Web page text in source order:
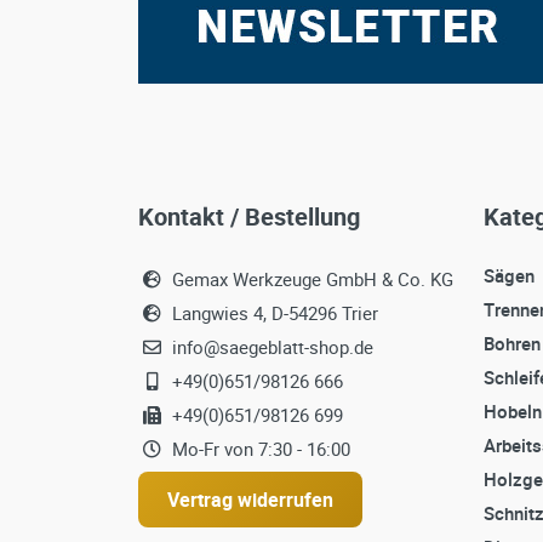
Kontakt / Bestellung
Gemax Werkzeuge GmbH & Co. KG
Langwies 4, D-54296 Trier
info@saegeblatt-shop.de
+49(0)651/98126 666
+49(0)651/98126 699
Mo-Fr von 7:30 - 16:00
Vertrag widerrufen
Sägen
Bohren